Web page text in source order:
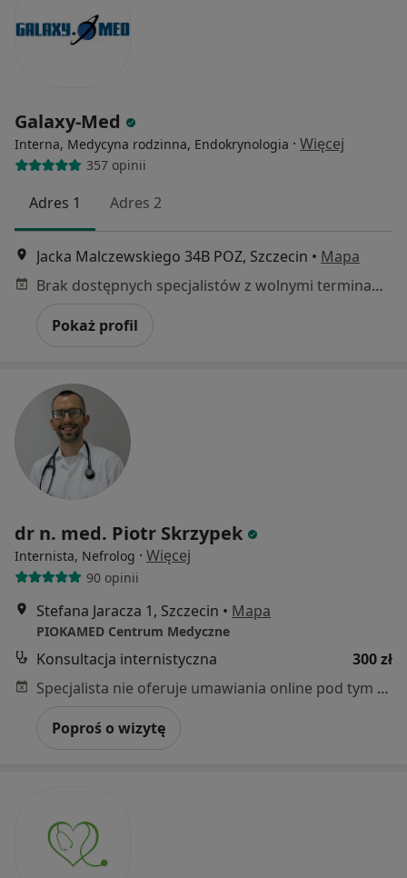
Galaxy-Med
Interna, Medycyna rodzinna, Endokrynologia · Więcej
357 opinii
Adres 1 Adres 2
Jacka Malczewskiego 34B POZ, Szczecin • Mapa
Brak dostępnych specjalistów z wolnymi terminami w tym centrum medycznym.
Pokaż profil
dr n. med. Piotr Skrzypek
Internista, Nefrolog · Więcej
90 opinii
Stefana Jaracza 1, Szczecin • Mapa
PIOKAMED Centrum Medyczne
Konsultacja internistyczna
300 zł
Specjalista nie oferuje umawiania online pod tym adresem.
Poproś o wizytę